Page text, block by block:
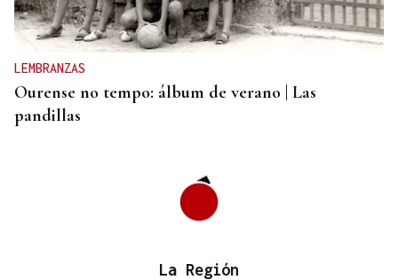
La D.O. Monterrei refuerza su proyección
enoturística junto a Expourense
LEMBRANZAS
Ourense no tempo: álbum de verano | Las
pandillas
La Región